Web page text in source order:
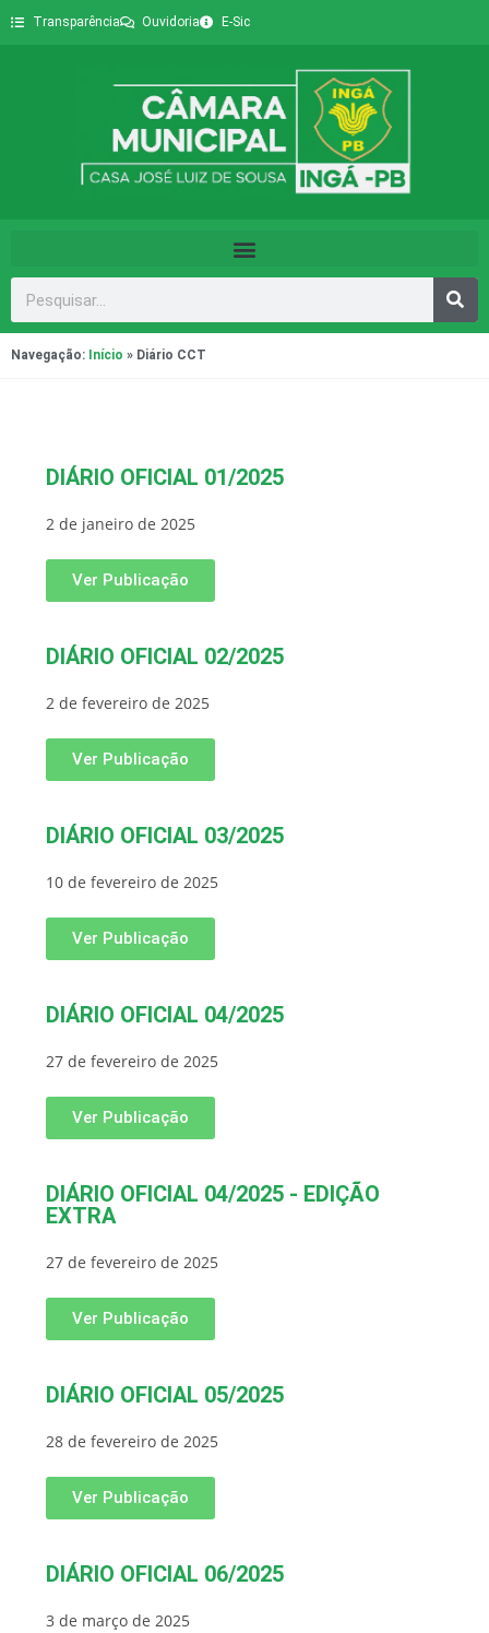
Transparência Ouvidoria E-Sic
Navegação: Início » Diário CCT
DIÁRIO OFICIAL 01/2025
2 de janeiro de 2025
Ver Publicação
DIÁRIO OFICIAL 02/2025
2 de fevereiro de 2025
Ver Publicação
DIÁRIO OFICIAL 03/2025
10 de fevereiro de 2025
Ver Publicação
DIÁRIO OFICIAL 04/2025
27 de fevereiro de 2025
Ver Publicação
DIÁRIO OFICIAL 04/2025 - EDIÇÃO
EXTRA
27 de fevereiro de 2025
Ver Publicação
DIÁRIO OFICIAL 05/2025
28 de fevereiro de 2025
Ver Publicação
DIÁRIO OFICIAL 06/2025
3 de março de 2025